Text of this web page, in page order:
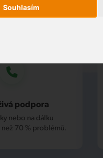
Souhlasím
podpora
nebo na dálku
než 70 % problémů.